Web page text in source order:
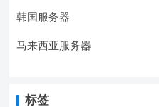
韩国服务器
马来西亚服务器
标签